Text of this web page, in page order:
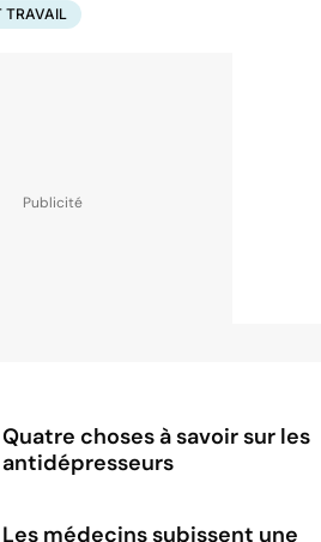
TRAVAIL
Quatre choses à savoir sur les
antidépresseurs
Les médecins subissent une